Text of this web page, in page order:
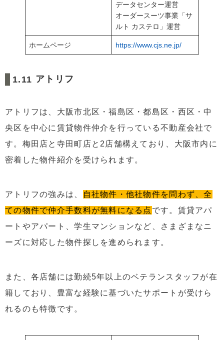
データセンター運営
オーダースーツ事業「サ
ルト カステロ」運営
ホームページ https://www.cjs.ne.jp/
アトリフ
アトリフは、大阪市北区・福島区・都島区・西区・中
央区を中心に賃貸物件仲介を行っている不動産会社で
す。梅田店と寺田町店と2店舗構えており、大阪市内に
密着した物件紹介を受けられます。
アトリフの強みは、
自社物件・他社物件を問わず、全
ての物件で仲介手数料が無料になる点 です。賃貸アパ
ートやアパート、学生マンションなど、さまざまなニ
ーズに対応した物件探しを進められます。
また、各店舗には勤続5年以上のベテランスタッフが在
籍しており、豊富な経験に基づいたサポートが受けら
れるのも特徴です。